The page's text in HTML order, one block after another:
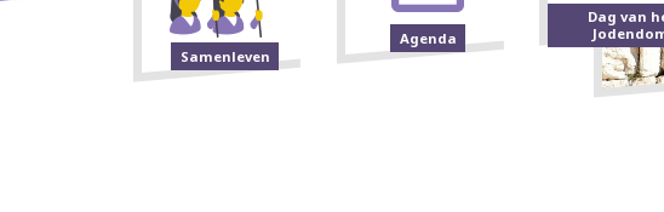
Samenleven
Agenda
Dag van